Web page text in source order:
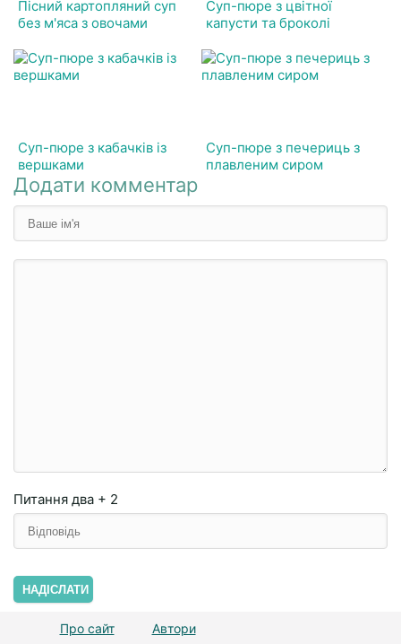
Пісний картопляний суп
без м'яса з овочами
Суп-пюре з цвітної
капусти та броколі
Суп-пюре з кабачків із
вершками
Суп-пюре з печериць з
плавленим сиром
Додати комментар
Питання два + 2
НАДІСЛАТИ
Про сайт Автори